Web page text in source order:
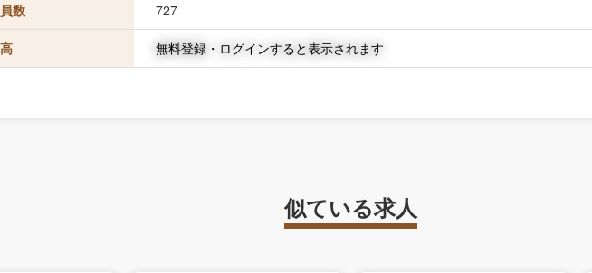
数 727
無料登録・ログインすると表示されます
似ている求人